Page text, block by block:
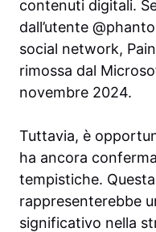
contenuti digitali.
dall’utente
social network,
rimossa dal
novembre 2024.
Tuttavia, è
ha ancora
tempistiche.
rappresenterebbe
significativo nella